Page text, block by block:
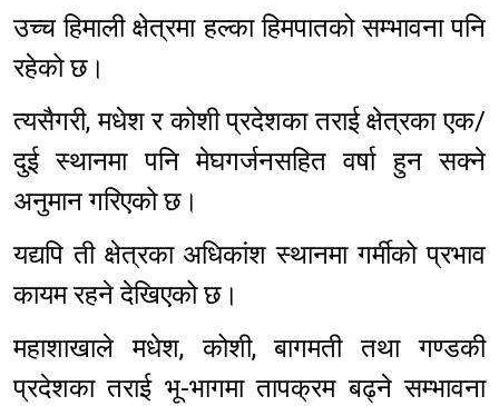
उच्च हिमाली क्षेत्रमा हल्का हिमपातको सम्भावना पनि
रहेको छ।
त्यसैगरी, मधेश र कोशी प्रदेशका तराई क्षेत्रका एक/
दुई स्थानमा पनि मेघगर्जनसहित वर्षा हुन सक्ने
अनुमान गरिएको छ।
यद्यपि ती क्षेत्रका अधिकांश स्थानमा गर्मीको प्रभाव
कायम रहने देखिएको छ।
महाशाखाले मधेश, कोशी, बागमती तथा गण्डकी
प्रदेशका तराई भू-भागमा तापक्रम बढ्ने सम्भावना